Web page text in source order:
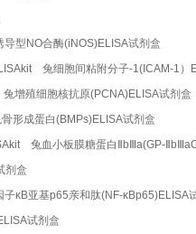
型NO合酶(iNOS)ELISA试剂盒
兔细胞间粘附分子-1(ICAM-1）
增殖细胞核抗原(PCNA)ELISA试剂盒
形成蛋白(BMPs)ELISA试剂盒
兔血小板膜糖蛋白ⅡbⅢa(GP-
剂盒
κB亚基p65亲和肽(NF-κBp65)ELISA
试剂盒